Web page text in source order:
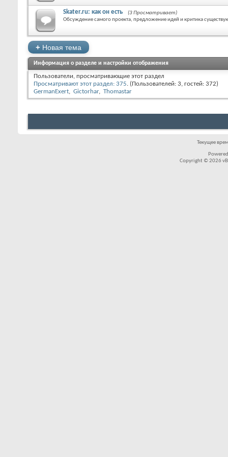
Skater.ru: как он есть
(3 Просматривает)
Обсуждение самого проекта, предложение идей и критика
+ Новая тема
Информация о разделе и настройки отображения
Пользователи, просматривающие этот раздел
Просматривают этот раздел: 375. (Пользователей: 3, гостей: 372)
GermanExert
Gictorhar Thomastar
Текущее
Copyright © 2026